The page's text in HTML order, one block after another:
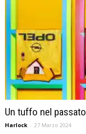
Un tuffo nel passato
Harlock - 27 Marzo 2024